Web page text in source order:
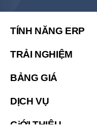
TÍNH NĂNG ERP
TRẢI NGHIỆM
BẢNG GIÁ
DỊCH VỤ
GiỚI THIỆU
繁體中文
Malaysia (English)
한국 (한국어)